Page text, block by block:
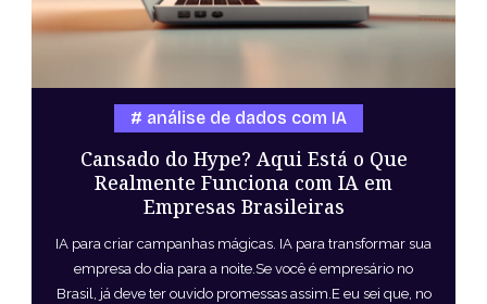
Cansado do Hype? Aqui Está o Que
Realmente Funciona com IA em
Empresas Brasileiras
análise de dados com IA
IA para criar campanhas mágicas. IA para transformar sua
empresa do dia para a noite.Se você é empresário no
Brasil, já deve ter ouvido promessas assim.E eu sei que, no